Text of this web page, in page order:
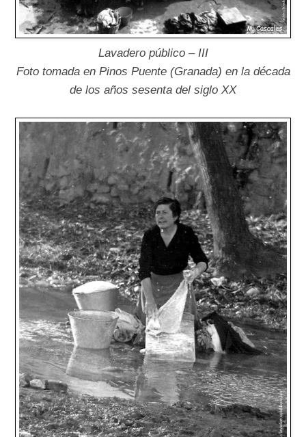
Lavadero público – III
Foto tomada en Pinos Puente (Granada) en la década
de los años sesenta del siglo XX